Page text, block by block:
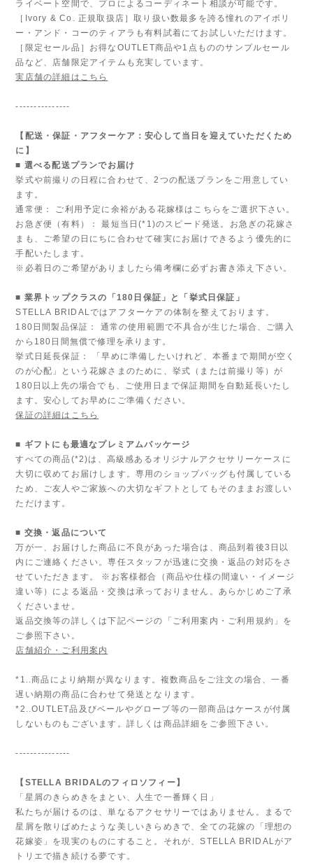
ライベート空間で、プロによるコーディネート相談が可能です。
［Ivory & Co. 正規取扱店］取り扱い数最多を誇る憧れのアイボリ
ー・アンド・コーのティアラも有料試着にてお試しいただけます。
［限定セール品］お得なOUTLET商品や1点もののサンプルセール
品など、店舗限定アイテムも充実しています。
実店舗の詳細はこちら
---------------
【配送・保証・アフターケア：安心して当日を迎えていただくため
に】
■ 選べる配送プランでお届け
挙式や前撮りの日程に合わせて、2つの配送プランをご用意してい
ます。
通常便： ご利用予定に余裕がある花嫁様はこちらをご選択下さい。
お急ぎ便（有料）： 最短当日(*1)のスピード発送。お急ぎの花嫁さ
まも、ご希望の日にちに合わせて確実にお届けできるよう優先的に
手配いたします。
※必着日のご希望がありましたら備考欄に必ずお書き添え下さい。
■ 業界トップクラスの「180日保証」と「挙式日保証」
STELLA BRIDALではアフターケアの体制を整えております。
180日間製品保証： 通常の使用範囲で不具合が生じた場合、ご購入
から180日間無償で修理を承ります。
挙式日延長保証： 「早めに準備したいけれど、本番まで期間が空く
のが心配」という花嫁さまのために、挙式（または前撮り等）が
180日以上先の場合でも、ご使用日まで保証期間を自動延長いたし
ます。安心してお早めにご準備ください。
保証の詳細はこちら
■ ギフトにも最適なプレミアムパッケージ
すべての商品(*2)は、高級感あるオリジナルアクセサリーケースに
大切に収めてお届けします。専用のショップバッグも付属している
ため、ご友人やご家族への大切なギフトとしてもそのままお渡しい
ただけます。
■ 交換・返品について
万が一、お届けした商品に不良があった場合は、商品到着後3日以
内にご連絡ください。専任スタッフが迅速に交換・返品の対応をさ
せていただきます。 ※お客様都合（商品や仕様の間違い・イメージ
違い等）による返品・交換は承っておりません。あらかじめご了承
くださいませ。
返品交換等の詳しくは下記ページの「ご利用案内・ご利用規約」を
ご参照下さい。
店舗紹介・ご利用案内
*1..商品により納期が異なります。複数商品をご注文の場合、一番
遅い納期の商品に合わせて発送となります。
*2..OUTLET品及びベールやグローブ等の一部商品はケースが付属
しないものもございます。詳しくは商品詳細をご参照下さい。
---------------
【STELLA BRIDALのフィロソフィー】
「星屑のきらめきをまとい、人生で一番輝く日」
私たちが届けるのは、単なるアクセサリーではありません。まるで
星屑を散りばめたような美しいきらめきで、全ての花嫁の「理想の
花嫁姿」を現実のものにすること。それが、STELLA BRIDALがア
トリエで描き続ける夢です。